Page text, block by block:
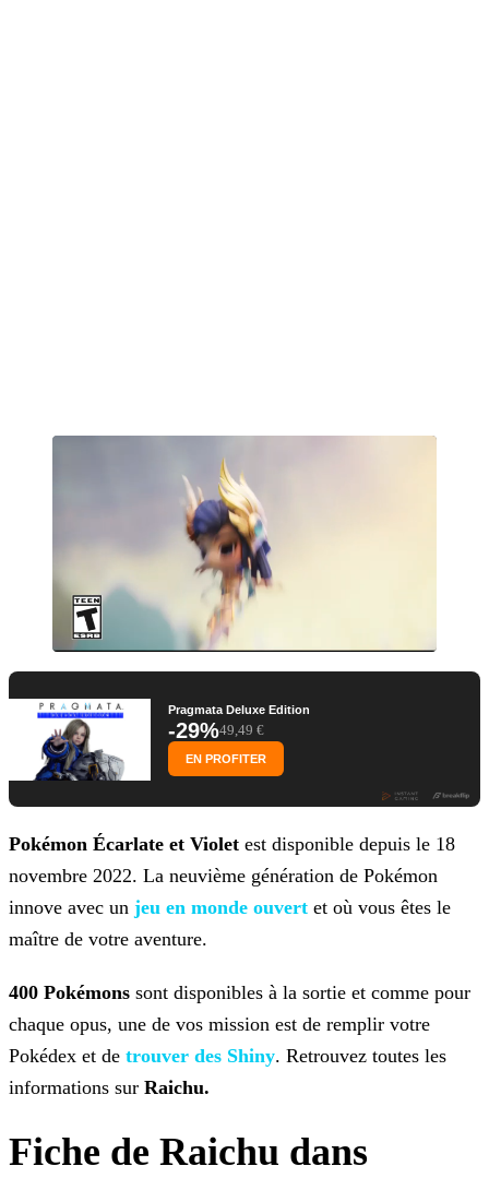
Pragmata Deluxe Edition
-29%49,49 €
EN PROFITER
Pokémon Écarlate et Violet est disponible depuis le 18
novembre 2022. La neuvième génération de Pokémon
innove avec un jeu en monde ouvert et où vous êtes le
maître de votre aventure.
400 Pokémons sont disponibles à la sortie et comme pour
chaque opus, une de vos mission est de remplir votre
Pokédex et de trouver des Shiny. Retrouvez toutes les
informations sur Raichu.
Fiche de Raichu dans